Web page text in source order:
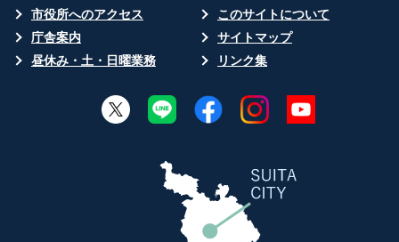
市役所へのアクセス
このサイトについて
庁舎案内
サイトマップ
昼休み・土・日曜業務
リンク集